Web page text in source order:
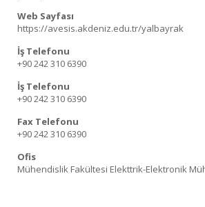
Web Sayfası
https://avesis.akdeniz.edu.tr/yalbayrak
İş Telefonu
+90 242 310 6390
İş Telefonu
+90 242 310 6390
Fax Telefonu
+90 242 310 6390
Ofis
Mühendislik Fakültesi Elekttrik-Elektronik